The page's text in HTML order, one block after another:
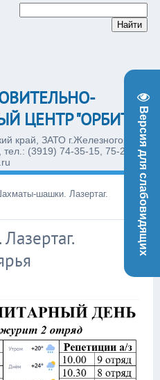
Версия для слабовидящих
ЦЕНТР "ОРБИТА"
край, ЗАТО г.Железногорск,
тел.: (3919) 74-35-15, 75-28-77,
шашки. Лазертаг.